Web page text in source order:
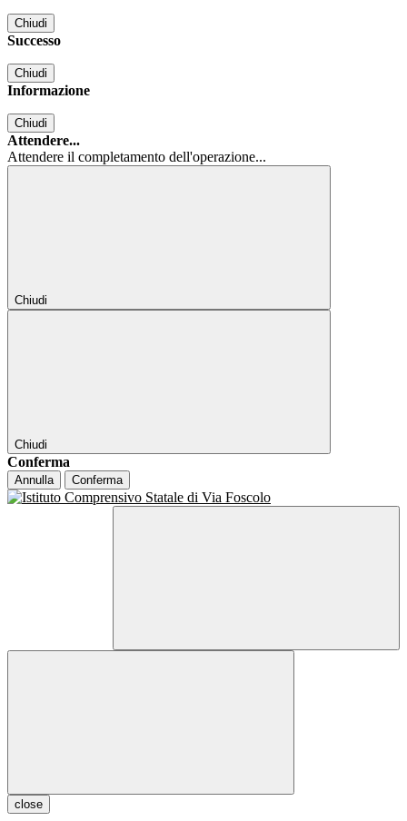
Chiudi
Successo
Chiudi
Informazione
Chiudi
Attendere...
Attendere il completamento dell'operazione...
Chiudi
Chiudi
Conferma
Annulla Conferma
close